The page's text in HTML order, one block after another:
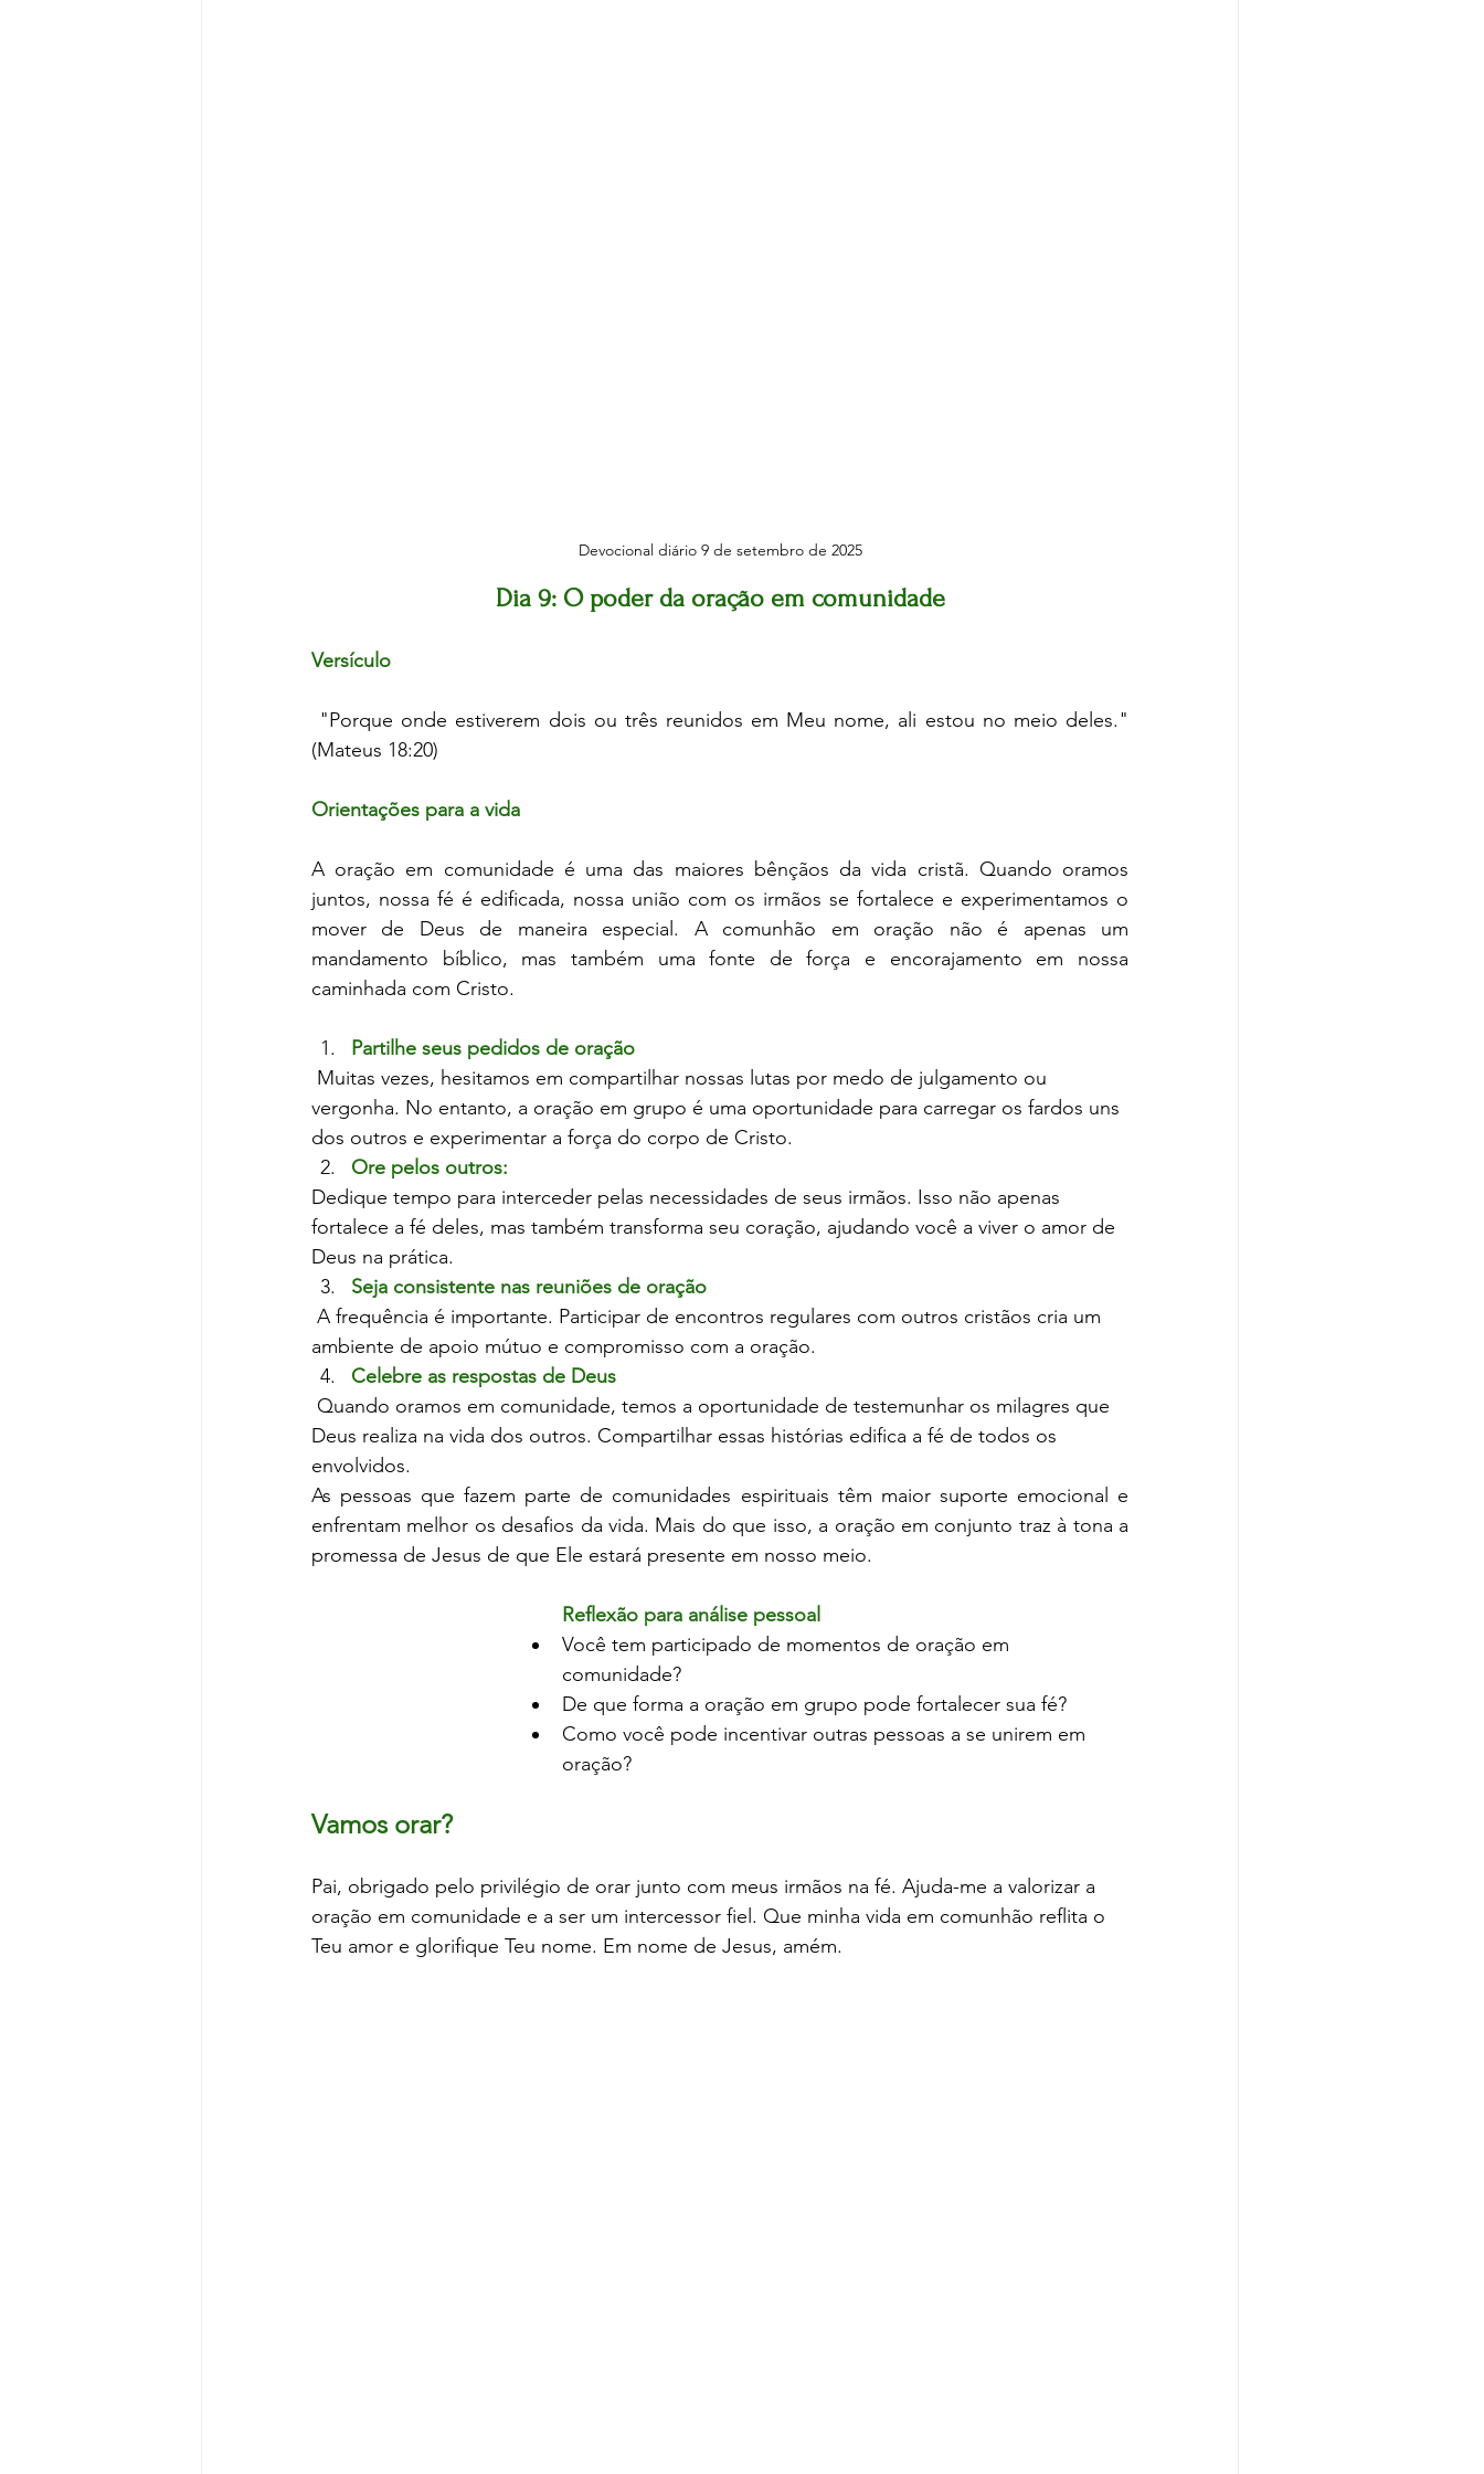
Devocional diário 9 de setembro de 2025
Dia 9: O poder da oração em comunidade
Versículo
"Porque onde estiverem dois ou três reunidos em Meu nome, ali estou no meio deles."
(Mateus 18:20)
Orientações para a vida
A oração em comunidade é uma das maiores bênçãos da vida cristã. Quando oramos
juntos, nossa fé é edificada, nossa união com os irmãos se fortalece e experimentamos o
mover de Deus de maneira especial. A comunhão em oração não é apenas um
mandamento bíblico, mas também uma fonte de força e encorajamento em nossa
caminhada com Cristo.
Partilhe seus pedidos de oração
Muitas vezes, hesitamos em compartilhar nossas lutas por medo de julgamento ou
vergonha. No entanto, a oração em grupo é uma oportunidade para carregar os fardos uns
dos outros e experimentar a força do corpo de Cristo.
Ore pelos outros:
Dedique tempo para interceder pelas necessidades de seus irmãos. Isso não apenas
fortalece a fé deles, mas também transforma seu coração, ajudando você a viver o amor de
Deus na prática.
Seja consistente nas reuniões de oração
A frequência é importante. Participar de encontros regulares com outros cristãos cria um
ambiente de apoio mútuo e compromisso com a oração.
Celebre as respostas de Deus
Quando oramos em comunidade, temos a oportunidade de testemunhar os milagres que
Deus realiza na vida dos outros. Compartilhar essas histórias edifica a fé de todos os
envolvidos.
As pessoas que fazem parte de comunidades espirituais têm maior suporte emocional e
enfrentam melhor os desafios da vida. Mais do que isso, a oração em conjunto traz à tona a
promessa de Jesus de que Ele estará presente em nosso meio.
Reflexão para análise pessoal
Você tem participado de momentos de oração em
comunidade?
De que forma a oração em grupo pode fortalecer sua fé?
Como você pode incentivar outras pessoas a se unirem em
oração?
Vamos orar?
Pai, obrigado pelo privilégio de orar junto com meus irmãos na fé. Ajuda-me a valorizar a
oração em comunidade e a ser um intercessor fiel. Que minha vida em comunhão reflita o
Teu amor e glorifique Teu nome. Em nome de Jesus, amém.